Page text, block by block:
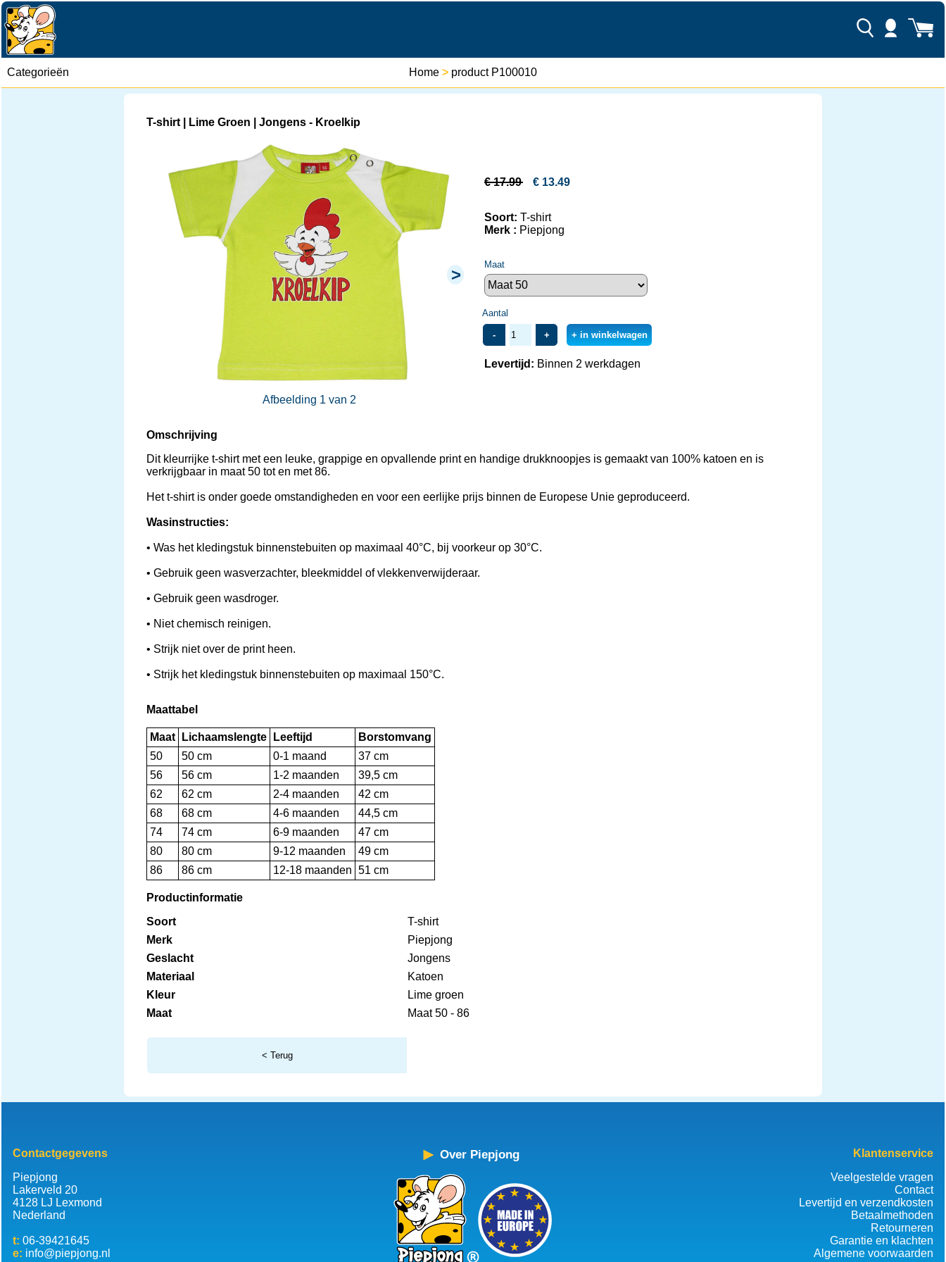
Categorieën Home > product P100010
T-shirt | Lime Groen | Jongens - Kroelkip
>
Afbeelding 1 van 2
€17.99 € 13.49
Soort: T-shirt
Merk : Piepjong
Maat
Aantal
- + + in winkelwagen
Levertijd: Binnen 2 werkdagen
Omschrijving
Dit kleurrijke t-shirt met een leuke, grappige en opvallende print en handige drukknoopjes is gemaakt van 100% katoen en is
verkrijgbaar in maat 50 tot en met 86.
Het t-shirt is onder goede omstandigheden en voor een eerlijke prijs binnen de Europese Unie geproduceerd.
Wasinstructies:
• Was het kledingstuk binnenstebuiten op maximaal 40°C, bij voorkeur op 30°C.
• Gebruik geen wasverzachter, bleekmiddel of vlekkenverwijderaar.
• Gebruik geen wasdroger.
• Niet chemisch reinigen.
• Strijk niet over de print heen.
• Strijk het kledingstuk binnenstebuiten op maximaal 150°C.
Maattabel
Maat Lichaamslengte Leeftijd
Borstomvang
50
50 cm 0-1 maand
37 cm
56
56 cm 1-2 maanden
39,5 cm
62
62 cm 2-4 maanden
42 cm
68
68 cm 4-6 maanden
44,5 cm
74
74 cm 6-9 maanden
47 cm
80
80 cm 9-12 maanden
49 cm
86
86 cm 12-18 maanden 51 cm
Productinformatie
Soort
T-shirt
Merk
Piepjong
Geslacht
Jongens
Materiaal
Katoen
Kleur
Lime groen
Maat
Maat 50 - 86
< Terug
Contactgegevens
Piepjong
Lakerveld 20
4128 LJ Lexmond
Nederland
t: 06-39421645
e: info@piepjong.nl
Over Piepjong
Klantenservice
Veelgestelde vragen
Contact
Levertijd en verzendkosten
Betaalmethoden
Retourneren
Garantie en klachten
Algemene voorwaarden